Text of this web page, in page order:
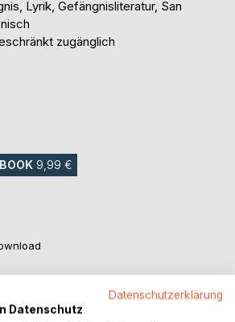
Lyrik, Gefängnisliteratur, San
zugänglich
9,99 €
DEN WARENKORB
Datenschutzerklärung
Datenschutz